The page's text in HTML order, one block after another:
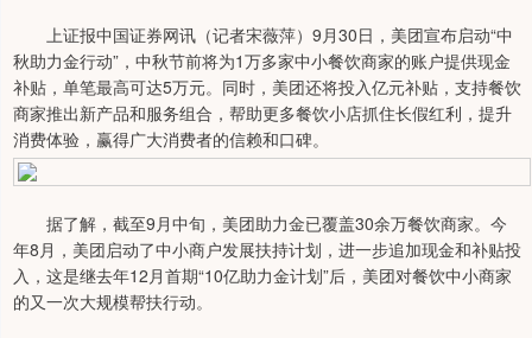
上证报中国证券网讯（记者宋薇萍）9月30日，美团宣布启动“中
秋助力金行动”，中秋节前将为1万多家中小餐饮商家的账户提供现金
补贴，单笔最高可达5万元。同时，美团还将投入亿元补贴，支持餐饮
商家推出新产品和服务组合，帮助更多餐饮小店抓住长假红利，提升
消费体验，赢得广大消费者的信赖和口碑。
据了解，截至9月中旬，美团助力金已覆盖30余万餐饮商家。今
年8月，美团启动了中小商户发展扶持计划，进一步追加现金和补贴投
入，这是继去年12月首期“10亿助力金计划”后，美团对餐饮中小商家
的又一次大规模帮扶行动。